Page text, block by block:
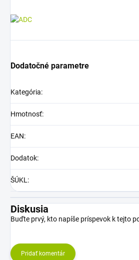
Dodatočné parametre
Kategória:
Hmotnosť:
EAN:
Dodatok:
ŠÚKL :
Diskusia
Buďte prvý, kto napíše príspevok k tejto
Pridať komentár